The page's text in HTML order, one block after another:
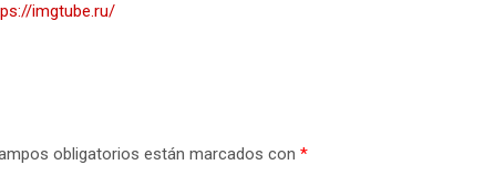
imgtube.ru/
obligatorios están marcados con *